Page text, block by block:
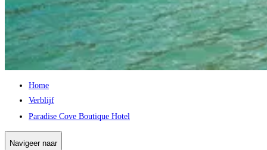
Home
Verblijf
Paradise Cove Boutique Hotel
Navigeer naar